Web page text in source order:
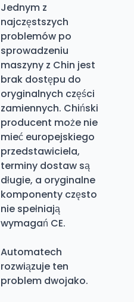
Jednym z
najczęstszych
problemów po
sprowadzeniu
maszyny z Chin jest
brak dostępu do
oryginalnych części
zamiennych. Chiński
producent może nie
mieć europejskiego
przedstawiciela,
terminy dostaw są
długie, a oryginalne
komponenty często
nie spełniają
wymagań CE.
Automatech
rozwiązuje ten
problem dwojako.